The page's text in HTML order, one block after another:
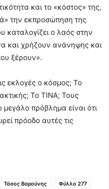
και το «κόστος» της,
την εκπροσώπηση της
καταλογίζει ο λαός στην
και χρήζουν ανάνηψης και
ξέρουν».
εκλογές ο κόσμος; Το
Το ΤΙΝΑ; Τους
μεγάλο πρόβλημα είναι ότι
πρόοδο αυτές τις
Τάσος Βαρούνης Φύλλο 277